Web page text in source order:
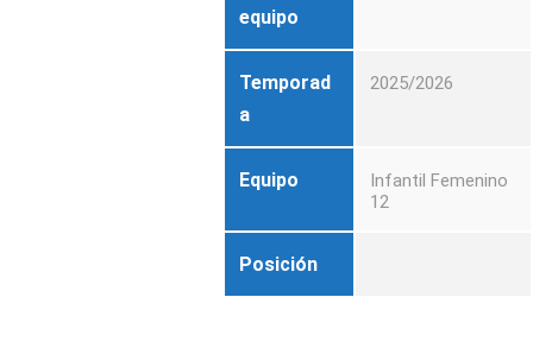
equipo
Temporad
a
2025/2026
Equipo
Infantil Femenino
12
Posición